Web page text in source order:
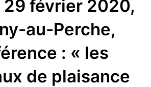
29 février 2020,
au-Perche,
: « les
de plaisance